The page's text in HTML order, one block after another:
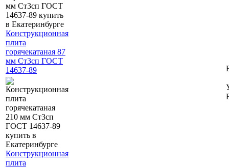
Конструкционная
плита
горячекатаная 87
мм Ст3сп ГОСТ
14637-89
Конструкционная
плита